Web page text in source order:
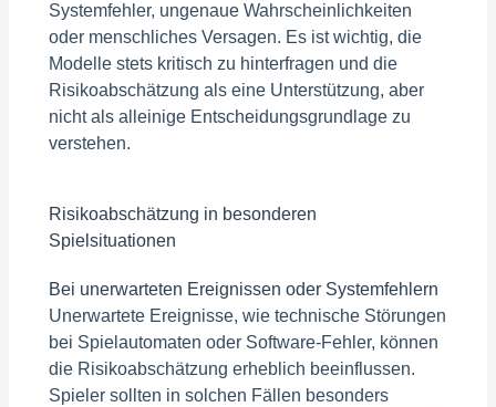
Systemfehler, ungenaue Wahrscheinlichkeiten
oder menschliches Versagen. Es ist wichtig, die
Modelle stets kritisch zu hinterfragen und die
Risikoabschätzung als eine Unterstützung, aber
nicht als alleinige Entscheidungsgrundlage zu
verstehen.
Risikoabschätzung in besonderen
Spielsituationen
Bei unerwarteten Ereignissen oder Systemfehlern
Unerwartete Ereignisse, wie technische Störungen
bei Spielautomaten oder Software-Fehler, können
die Risikoabschätzung erheblich beeinflussen.
Spieler sollten in solchen Fällen besonders